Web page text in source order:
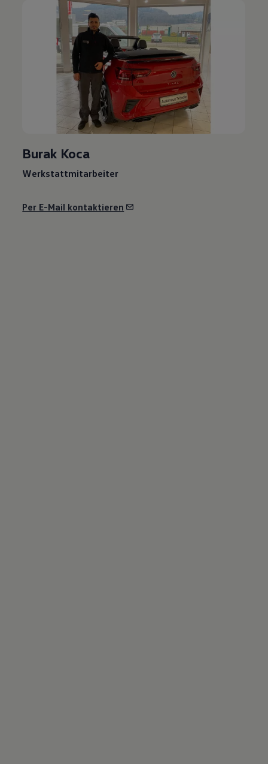
Burak Koca
Werkstattmitarbeiter
Per E-Mail kontaktieren